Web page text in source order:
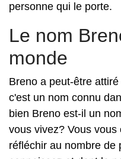
personne qui le porte.
Le nom
monde
Breno a peut-être
c'est un nom connu
bien Breno est-il un
vous vivez? Vous
réfléchir au nombre de